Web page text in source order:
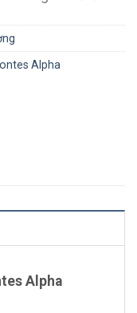
Alpha
Alpha